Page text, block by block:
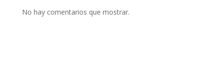
No hay comentarios que mostrar.